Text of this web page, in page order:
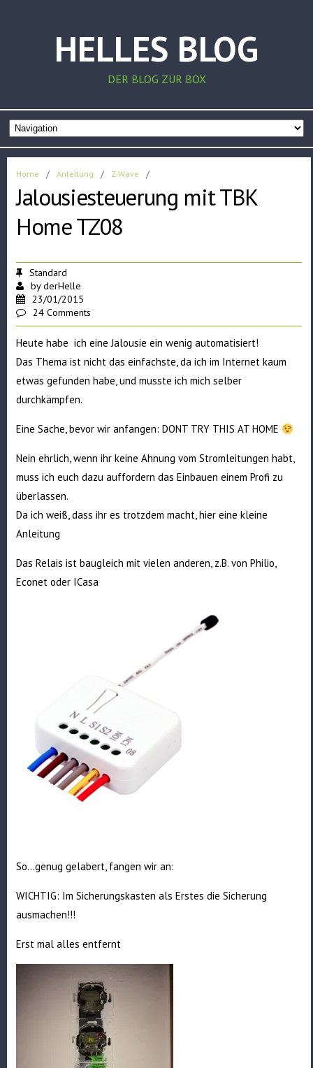
HELLES BLOG
DER BLOG ZUR BOX
Home / Anleitung / Z-Wave /
Jalousiesteuerung mit TBK
Home TZ08
Standard
byderHelle
23/01/2015
24 Comments
Heute habe ich eine Jalousie ein wenig automatisiert!
Das Thema ist nicht das einfachste, da ich im Internet kaum
etwas gefunden habe, und musste ich mich selber
durchkämpfen.
Eine Sache, bevor wir anfangen: DONT TRY THIS AT HOME
Nein ehrlich, wenn ihr keine Ahnung vom Stromleitungen habt,
muss ich euch dazu auffordern das Einbauen einem Profi zu
überlassen.
Da ich weiß, dass ihr es trotzdem macht, hier eine kleine
Anleitung
Das Relais ist baugleich mit vielen anderen, z.B. von Philio,
Econet oder ICasa
So…genug gelabert, fangen wir an:
WICHTIG: Im Sicherungskasten als Erstes die Sicherung
ausmachen!!!
Erst mal alles entfernt